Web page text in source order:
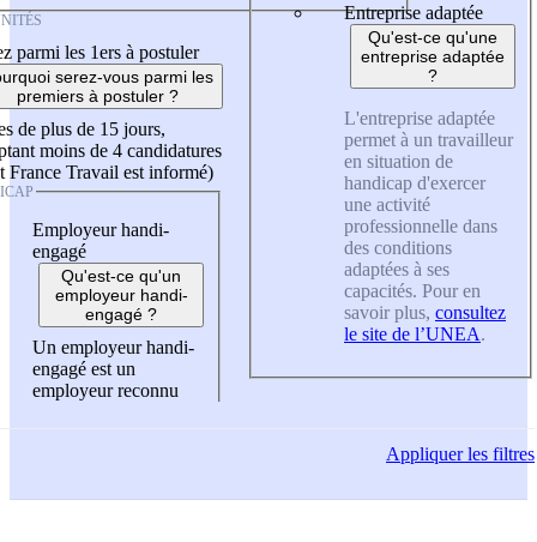
parmi les 1ers à postuler
serez-vous parmi les
premiers à postuler ?
de plus de 15 jours,
moins de 4 candidatures
France Travail est informé)
Employeur handi-
engagé
Qu'est-ce qu'un
employeur handi-
engagé ?
Un employeur handi-
engagé est un
employeur reconnu
Entreprise adaptée
Qu'est-ce qu'une
entreprise adaptée
?
L'entreprise adaptée
permet à un travailleur
en situation de
handicap d'exercer
une activité
professionnelle dans
des conditions
adaptées à ses
capacités. Pour en
savoir plus, consultez
le site de l’UNEA.
Appliquerles filtres